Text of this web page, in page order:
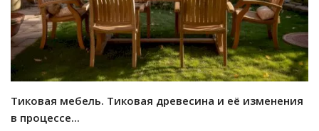
Тиковая мебель. Тиковая древесина и её изменения
в процессе...